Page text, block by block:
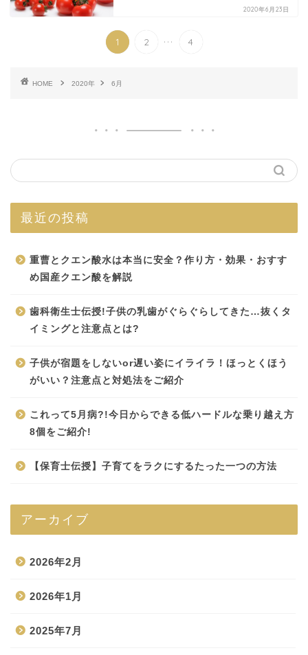
2020年6月23日
1 2 ... 4
HOME 2020年 6月
最近の投稿
重曹とクエン酸水は本当に安全？作り方・効果・おすす
め国産クエン酸を解説
歯科衛生士伝授!子供の乳歯がぐらぐらしてきた…抜くタ
イミングと注意点とは?
子供が宿題をしないor遅い姿にイライラ！ほっとくほう
がいい？注意点と対処法をご紹介
これって5月病?!今日からできる低ハードルな乗り越え方
8個をご紹介!
【保育士伝授】子育てをラクにするたった一つの方法
アーカイブ
2026年2月
2026年1月
2025年7月